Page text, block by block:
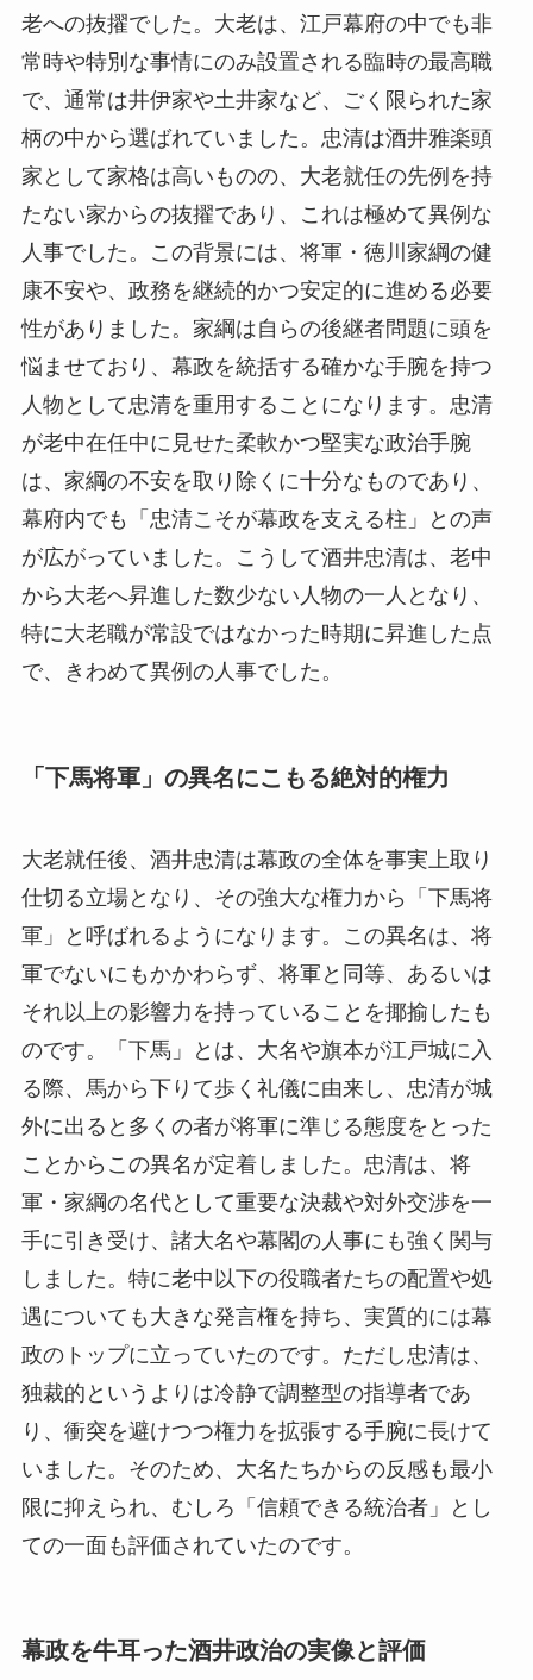
老への抜擢でした。大老は、江戸幕府の中でも非
常時や特別な事情にのみ設置される臨時の最高職
で、通常は井伊家や土井家など、ごく限られた家
柄の中から選ばれていました。忠清は酒井雅楽頭
家として家格は高いものの、大老就任の先例を持
たない家からの抜擢であり、これは極めて異例な
人事でした。この背景には、将軍・徳川家綱の健
康不安や、政務を継続的かつ安定的に進める必要
性がありました。家綱は自らの後継者問題に頭を
悩ませており、幕政を統括する確かな手腕を持つ
人物として忠清を重用することになります。忠清
が老中在任中に見せた柔軟かつ堅実な政治手腕
は、家綱の不安を取り除くに十分なものであり、
幕府内でも「忠清こそが幕政を支える柱」との声
が広がっていました。こうして酒井忠清は、老中
から大老へ昇進した数少ない人物の一人となり、
特に大老職が常設ではなかった時期に昇進した点
で、きわめて異例の人事でした。
「下馬将軍」の異名にこもる絶対的権力
大老就任後、酒井忠清は幕政の全体を事実上取り
仕切る立場となり、その強大な権力から「下馬将
軍」と呼ばれるようになります。この異名は、将
軍でないにもかかわらず、将軍と同等、あるいは
それ以上の影響力を持っていることを揶揄したも
のです。「下馬」とは、大名や旗本が江戸城に入
る際、馬から下りて歩く礼儀に由来し、忠清が城
外に出ると多くの者が将軍に準じる態度をとった
ことからこの異名が定着しました。忠清は、将
軍・家綱の名代として重要な決裁や対外交渉を一
手に引き受け、諸大名や幕閣の人事にも強く関与
しました。特に老中以下の役職者たちの配置や処
遇についても大きな発言権を持ち、実質的には幕
政のトップに立っていたのです。ただし忠清は、
独裁的というよりは冷静で調整型の指導者であ
り、衝突を避けつつ権力を拡張する手腕に長けて
いました。そのため、大名たちからの反感も最小
限に抑えられ、むしろ「信頼できる統治者」とし
ての一面も評価されていたのです。
幕政を牛耳った酒井政治の実像と評価